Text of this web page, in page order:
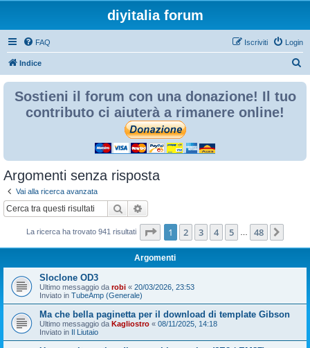
diyitalia forum
FAQ Login
Iscriviti
Indice
Sostieni il forum con una donazione! Il tuo
contributo ci aiuterà a rimanere online!
Argomenti senza risposta
Vai alla ricerca avanzata
Cerca
La ricerca ha trovato 941 risultati Pagina di 48
1 2 3 4 5 48
Argomenti
Sloclone OD3
Ultimo messaggio da robi « 20/03/2026, 23:53
Inviato in TubeAmp (Generale)
Ma che bella paginetta per il download di template Gibson
Ultimo messaggio da Kagliostro « 08/11/2025, 14:18
Inviato in Il Liutaio